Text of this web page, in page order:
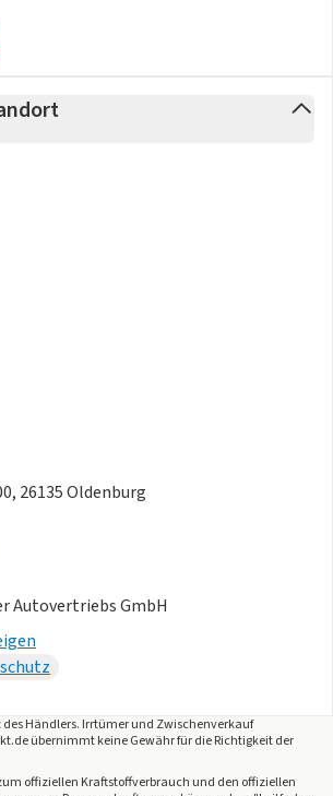
und Einstiegsleisten in Edelstahl
180°-Umgebungsansicht
(Top Cover) abgeschlossen werden.
26135 Oldenburg
Autovertriebs GmbH
Händlers. Irrtümer und Zwischenverkauf
übernimmt keine Gewähr für die Richtigkeit der
offiziellen Kraftstoffverbrauch und den offiziellen